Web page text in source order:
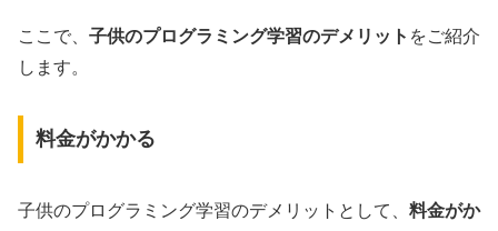
ここで、 子供のプログラミング学習のデメリット をご紹介
します。
料金がかかる
子供のプログラミング学習のデメリットとして、 料金がか